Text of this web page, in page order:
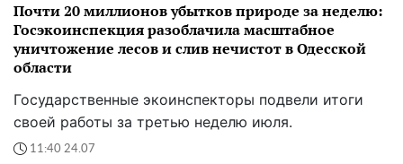
Почти 20 миллионов убытков природе за неделю:
Госэкоинспекция разоблачила масштабное
уничтожение лесов и слив нечистот в Одесской
области
Государственные экоинспекторы подвели итоги
своей работы за третью неделю июля.
11:40 24.07